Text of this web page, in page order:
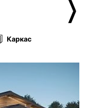
Каркас